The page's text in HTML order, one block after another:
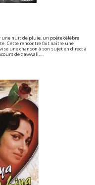
une nuit de pluie, un poète célèbre
Cette rencontre fait naître une
une chanson à son sujet en direct à
de qawwali,...